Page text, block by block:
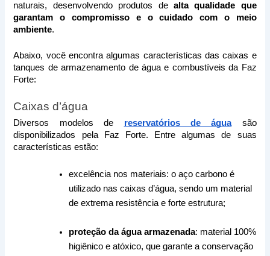
naturais, desenvolvendo produtos de alta qualidade que
garantam o compromisso e o cuidado com o meio
ambiente.
Abaixo, você encontra algumas características das caixas e
tanques de armazenamento de água e combustíveis da Faz
Forte:
Caixas d’água
Diversos modelos de reservatórios de água são
disponibilizados pela Faz Forte. Entre algumas de suas
características estão:
excelência nos materiais: o aço carbono é
utilizado nas caixas d’água, sendo um material
de extrema resistência e forte estrutura;
proteção da água armazenada: material 100%
higiênico e atóxico, que garante a conservação